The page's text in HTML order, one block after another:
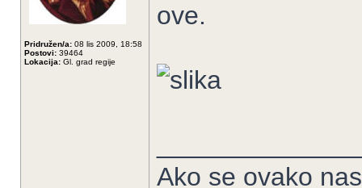
Pridružen/a: 08 lis 2009, 18:58
Postovi: 39464
Lokacija: Gl. grad regije
ove.
Ako se ovako